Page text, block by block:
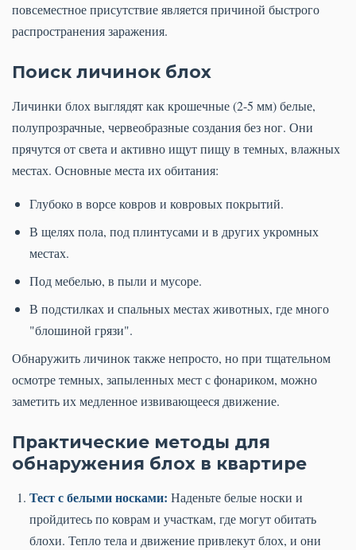
повсеместное присутствие является причиной быстрого
распространения заражения.
Поиск личинок блох
Личинки блох выглядят как крошечные (2-5 мм) белые,
полупрозрачные, червеобразные создания без ног. Они
прячутся от света и активно ищут пищу в темных, влажных
местах. Основные места их обитания:
Глубоко в ворсе ковров и ковровых покрытий.
В щелях пола, под плинтусами и в других укромных
местах.
Под мебелью, в пыли и мусоре.
В подстилках и спальных местах животных, где много
"блошиной грязи".
Обнаружить личинок также непросто, но при тщательном
осмотре темных, запыленных мест с фонариком, можно
заметить их медленное извивающееся движение.
Практические методы для
обнаружения блох в квартире
Тест с белыми носками: Наденьте белые носки и
пройдитесь по коврам и участкам, где могут обитать
блохи. Тепло тела и движение привлекут блох, и они